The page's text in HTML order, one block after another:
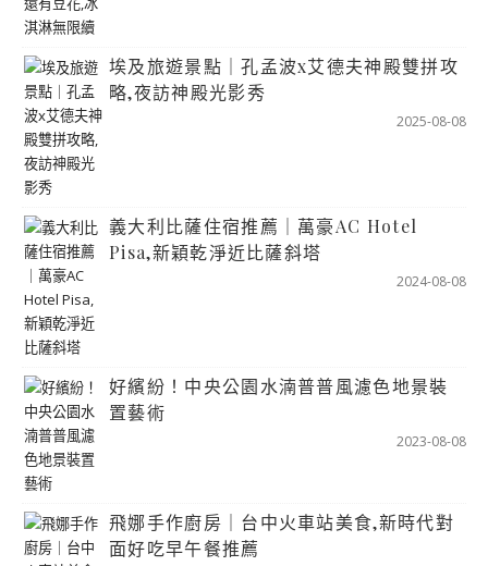
埃及旅遊景點｜孔孟波x艾德夫神殿雙拼攻
略,夜訪神殿光影秀
2025-08-08
義大利比薩住宿推薦｜萬豪AC Hotel
Pisa,新穎乾淨近比薩斜塔
2024-08-08
好繽紛！中央公園水湳普普風濾色地景裝
置藝術
2023-08-08
飛娜手作廚房｜台中火車站美食,新時代對
面好吃早午餐推薦